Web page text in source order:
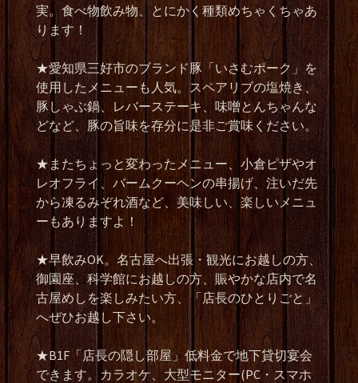
実。食べ物飲み物、とにかく種類めちゃくちゃあ
ります！
★愛知県三好市のブランド豚「いさむポーク」を
使用したメニューも人気。スペアリブの塩焼き、
豚しゃぶ鍋、レバーステーキ、味噌とんちゃんな
どなど、豚の旨味を存分に是非ご賞味ください。
★またちょっと変わったメニュー、小倉ピザやオ
レオフライ、バームクーヘンの串揚げ、注いだ先
から凍るみぞれ酒など、美味しい、楽しいメニュ
ーもありますよ！
★早飲みOK。名古屋へ出張・観光にお越しの方、
御園座、科学館にお越しの方、賑やかな店内で名
古屋めしを楽しみたい方、「店長のひとりごと」
へぜひお越し下さい。
★B1F「店長の隠し部屋」低料金で地下貸切宴会
できます。カラオケ、大型モニター(PC ・スマホ